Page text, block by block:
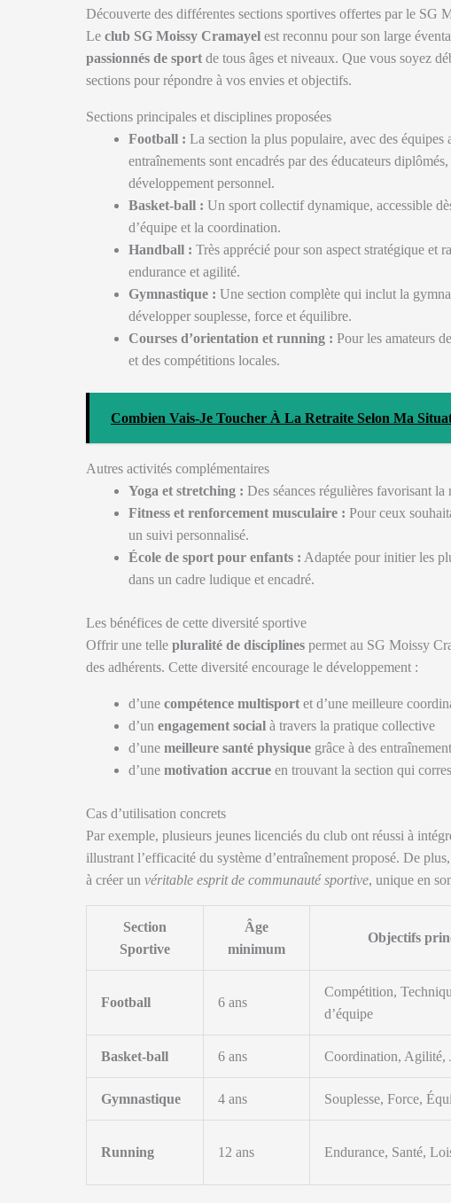
Découverte des différentes sections sportives offertes par le SG
Le club SG Moissy Cramayel est reconnu pour son large
passionnés de sport de tous âges et niveaux. Que vous soyez
sections pour répondre à vos envies et objectifs.
Sections principales et disciplines proposées
Football : La section la plus populaire, avec des équipes
entraînements sont encadrés par des éducateurs
développement personnel.
Basket-ball : Un sport collectif dynamique, accessible
d’équipe et la coordination.
Handball : Très apprécié pour son aspect stratégique et
endurance et agilité.
Gymnastique : Une section complète qui inclut la
développer souplesse, force et équilibre.
Courses d’orientation et running : Pour les amateurs
et des compétitions locales.
Combien Vais-Je Toucher À La Retraite Selon Ma
Autres activités complémentaires
Yoga et stretching : Des séances régulières favorisant
Fitness et renforcement musculaire : Pour ceux
un suivi personnalisé.
École de sport pour enfants : Adaptée pour initier les
dans un cadre ludique et encadré.
Les bénéfices de cette diversité sportive
Offrir une telle pluralité de disciplines permet au SG Moissy
des adhérents. Cette diversité encourage le développement :
d’une compétence multisport et d’une meilleure
d’un engagement social à travers la pratique collective
d’une meilleure santé physique grâce à des
d’une motivation accrue en trouvant la section qui
Cas d’utilisation concrets
Par exemple, plusieurs jeunes licenciés du club ont réussi à
illustrant l’efficacité du système d’entraînement proposé. De
à créer un véritable esprit de communauté sportive, unique en
Section
Sportive
Âge
minimum
Objectifs
Football 6 ans
Compétition,
d’équipe
Basket-ball 6 ans Coordination, Agilité,
Gymnastique 4 ans Souplesse, Force,
Running 12 ans Endurance, Santé,